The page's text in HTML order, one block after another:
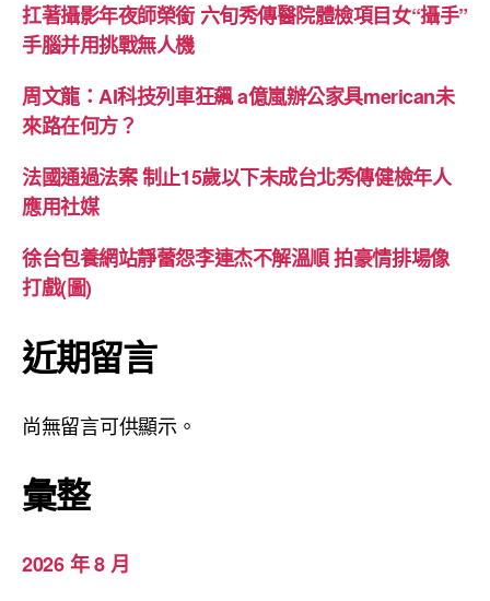
扛著攝影年夜師榮銜 六旬秀傳醫院體檢項目女“攝手”
手腦并用挑戰無人機
周文龍：AI科技列車狂飆 a億嵐辦公家具merican未
來路在何方？
法國通過法案 制止15歲以下未成台北秀傳健檢年人
應用社媒
徐台包養網站靜蕾怨李連杰不解溫順 拍豪情排場像
打戲(圖)
近期留言
尚無留言可供顯示。
彙整
2026 年 8 月